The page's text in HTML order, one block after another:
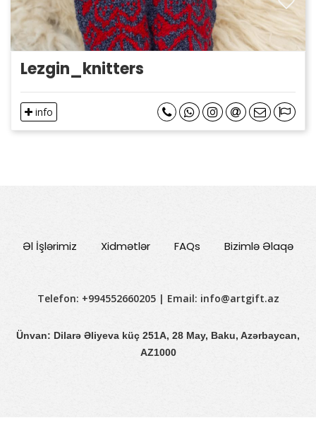
Lezgin_knitters
info
Əl İşlərimiz Xidmətlər FAQs Bizimlə Əlaqə
Telefon: +994552660205 | Email: info@artgift.az
Ünvan: Dilarə Əliyeva küç 251A, 28 May, Baku, Azərbaycan,
AZ1000